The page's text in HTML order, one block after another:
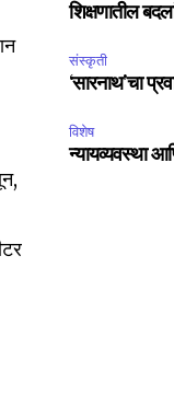
शिक्षणातील
संस्कृती
‘सारनाथ’चा
विशेष
न्यायव्यवस्था